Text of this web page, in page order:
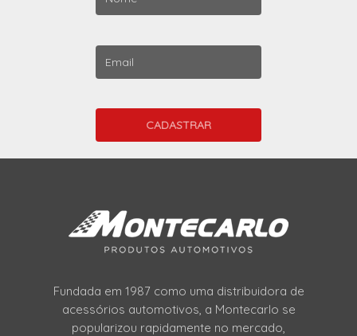
Fundada em 1987 como uma distribuidora de
acessórios automotivos, a Montecarlo se
popularizou rapidamente no mercado,